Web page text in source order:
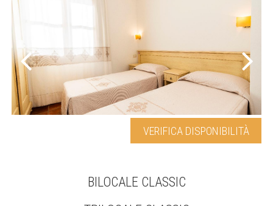
VERIFICA DISPONIBILITÀ
BILOCALE CLASSIC